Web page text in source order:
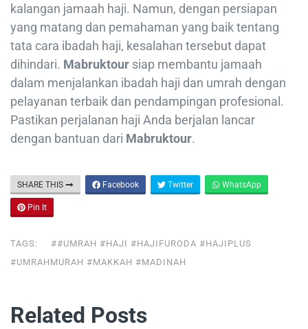
kalangan jamaah haji. Namun, dengan persiapan
yang matang dan pemahaman yang baik tentang
tata cara ibadah haji, kesalahan tersebut dapat
dihindari. Mabruktour siap membantu jamaah
dalam menjalankan ibadah haji dan umrah dengan
pelayanan terbaik dan pendampingan profesional.
Pastikan perjalanan haji Anda berjalan lancar
dengan bantuan dari Mabruktour.
SHARE THIS Facebook Twitter WhatsApp
Pin It
TAGS:
##UMRAH #HAJI #HAJIFURODA #HAJIPLUS
#UMRAHMURAH #MAKKAH #MADINAH
Related Posts